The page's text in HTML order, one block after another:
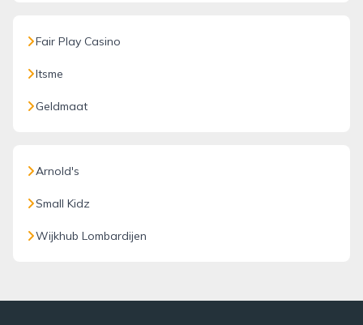
Fair Play Casino
Itsme
Geldmaat
Arnold's
Small Kidz
Wijkhub Lombardijen